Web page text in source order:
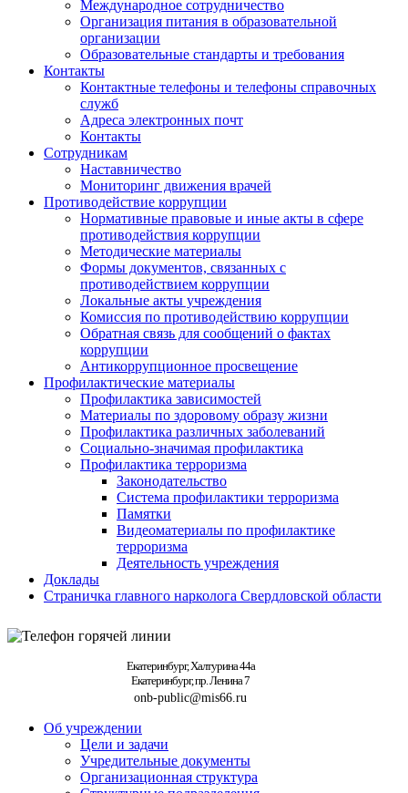
Международное сотрудничество
Организация питания в образовательной
организации
Образовательные стандарты и требования
Контакты
Контактные телефоны и телефоны справочных
служб
Адреса электронных почт
Контакты
Сотрудникам
Наставничество
Мониторинг движения врачей
Противодействие коррупции
Нормативные правовые и иные акты в сфере
противодействия коррупции
Методические материалы
Формы документов, связанных с
противодействием коррупции
Локальные акты учреждения
Комиссия по противодействию коррупции
Обратная связь для сообщений о фактах
коррупции
Антикоррупционное просвещение
Профилактические материалы
Профилактика зависимостей
Материалы по здоровому образу жизни
Профилактика различных заболеваний
Социально-значимая профилактика
Профилактика терроризма
Законодательство
Система профилактики терроризма
Памятки
Видеоматериалы по профилактике
терроризма
Деятельность учреждения
Доклады
Страничка главного нарколога Свердловской области
Екатеринбург, Халтурина 44а
Екатеринбург, пр. Ленина 7
onb-public@mis66.ru
Об учреждении
Цели и задачи
Учредительные документы
Организационная структура